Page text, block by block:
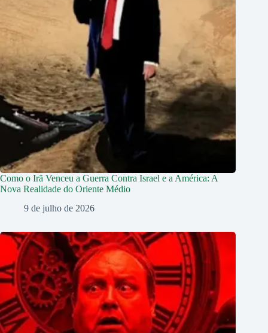
Como o Irã Venceu a Guerra Contra Israel e a América: A
Nova Realidade do Oriente Médio
9 de julho de 2026